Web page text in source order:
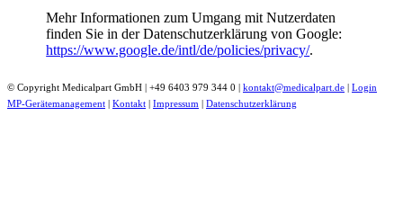
Mehr Informationen zum Umgang mit Nutzerdaten
finden Sie in der Datenschutzerklärung von Google:
https://www.google.de/intl/de/policies/privacy/.
© Copyright Medicalpart GmbH | +49 6403 979 344 0 | kontakt@medicalpart.de | Login
MP-Gerätemanagement | Kontakt | Impressum | Datenschutzerklärung